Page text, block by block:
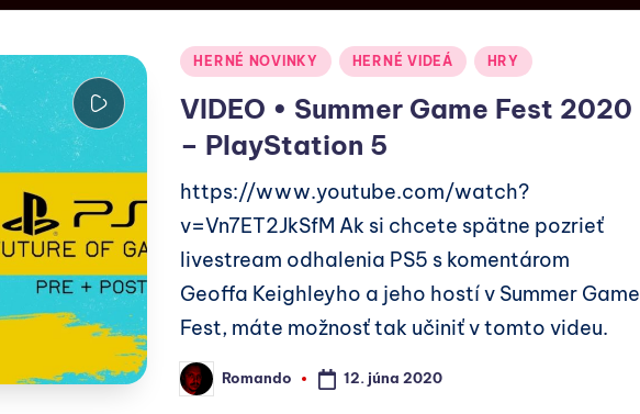
HERNÉ NOVINKY HERNÉ VIDEÁ HRY
VIDEO • Summer Game Fest 2020
– PlayStation 5
https://www.youtube.com/watch?
v=Vn7ET2JkSfM Ak si chcete spätne pozrieť
livestream odhalenia PS5 s komentárom
Geoffa Keighleyho a jeho hostí v Summer Game
Fest, máte možnosť tak učiniť v tomto videu.
Romando 12. júna 2020